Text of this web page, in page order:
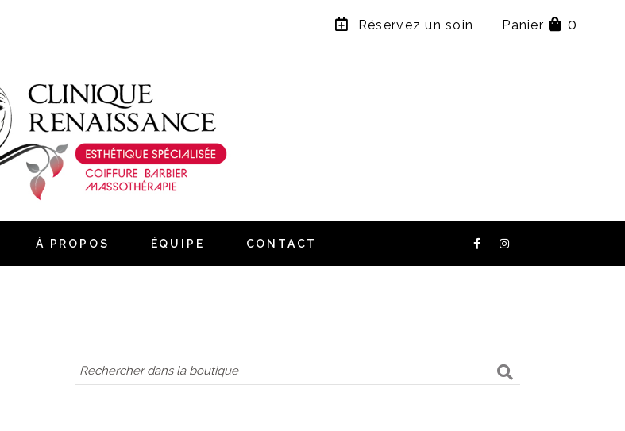
Réservez un soin Panier 0
À PROPOS ÉQUIPE CONTACT
×
Naviguez
Accueil
Services
À propos